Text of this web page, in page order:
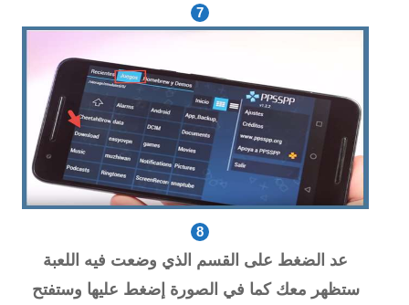
عد الضغط على القسم الذي وضعت فيه اللعبة
ستظهر معك كما في الصورة إضغط عليها وستفتح